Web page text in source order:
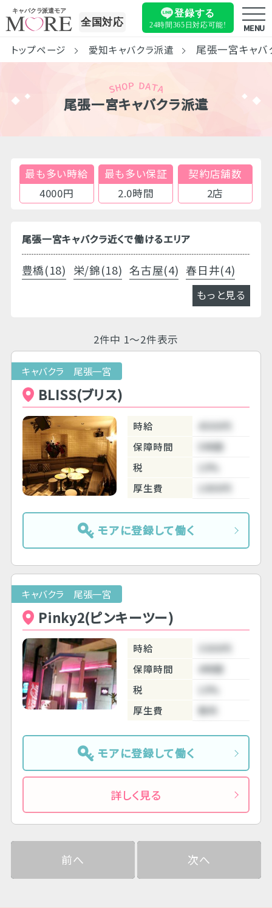
キャバクラ派遣モア
全国対応
登録する
24時間365日対応可能! MENU
トップページ 愛知キャバクラ派遣 尾張一宮キャバ
尾張一宮キャバクラ派遣
最も多い時給
4000円
最も多い保証
2.0時間
契約店舗数
2店
尾張一宮キャバクラ近くで働けるエリア
豊橋(18) 栄/錦(18) 名古屋(4) 春日井(4)
もっと見る
2件中 1～2件表示
キャバクラ 尾張一宮
BLISS(ブリス)
時給
4500円
保障時間
5時間
税
10%
厚生費
1000円
モアに登録して働く
キャバクラ 尾張一宮
Pinky2(ピンキーツー)
時給
3300円
保障時間
4時間
税
10%
厚生費
無料
モアに登録して働く
詳しく見る
前へ 次へ